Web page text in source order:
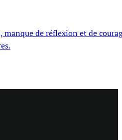
de réflexion et de